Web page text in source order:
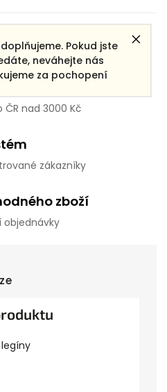
Pokud jste
neváhejte nás
za pochopení
nad 3000 Kč
zákazníky
zboží
objednávky